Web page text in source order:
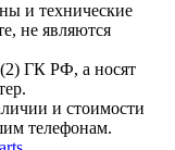
и технические
не являются
ГК РФ, а носят
и стоимости
телефонам.